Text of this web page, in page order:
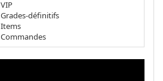
VIP
Grades-définitifs
Items
Commandes